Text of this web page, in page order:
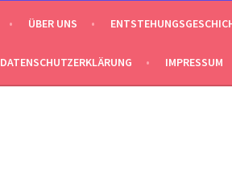
ÜBER UNS
DATENSCHUTZERKLÄRUNG IMPRESSUM